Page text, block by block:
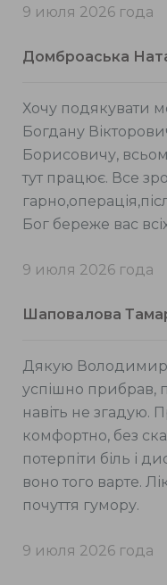
9 июля 2026 года
Домброаська
Хочу подякувати
Богдану
Борисовичу,
тут працює. Все
Бог береже вас
9 июля 2026 года
Шаповалова
Дякую
успішно прибрав,
навіть не згадую.
комфортно, без
потерпіти біль і
воно того варте.
почуття гумору.
9 июля 2026 года